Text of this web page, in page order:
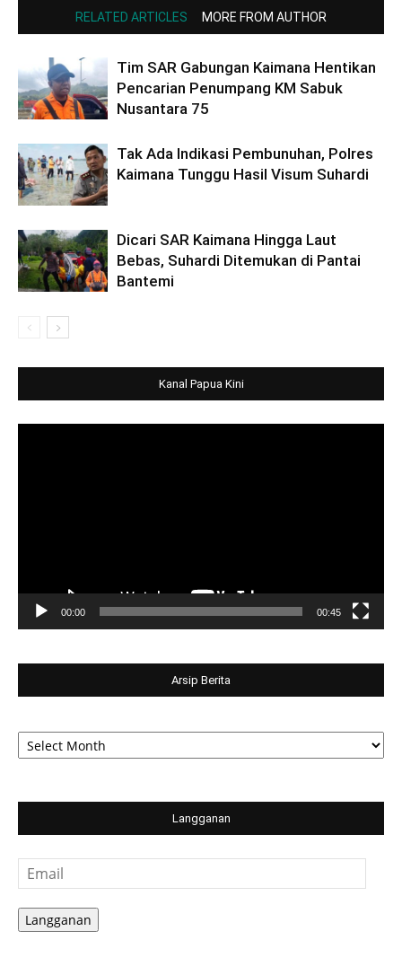
RELATED ARTICLES MORE FROM AUTHOR
Tim SAR Gabungan Kaimana Hentikan
Pencarian Penumpang KM Sabuk
Nusantara 75
Tak Ada Indikasi Pembunuhan, Polres
Kaimana Tunggu Hasil Visum Suhardi
Dicari SAR Kaimana Hingga Laut
Bebas, Suhardi Ditemukan di Pantai
Bantemi
Kanal Papua Kini
00:00 00:45
Arsip Berita
Arsip
Berita
Langganan
Email
Langganan